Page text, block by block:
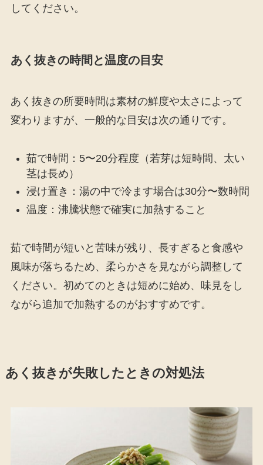
してください。
あく抜きの時間と温度の目安
あく抜きの所要時間は素材の鮮度や太さによって
変わりますが、一般的な目安は次の通りです。
茹で時間：5〜20分程度（若芽は短時間、太い
茎は長め）
浸け置き：湯の中で冷ます場合は30分〜数時間
温度：沸騰状態で確実に加熱すること
茹で時間が短いと苦味が残り、長すぎると食感や
風味が落ちるため、柔らかさを見ながら調整して
ください。初めてのときは短めに始め、味見をし
ながら追加で加熱するのがおすすめです。
あく抜きが失敗したときの対処法